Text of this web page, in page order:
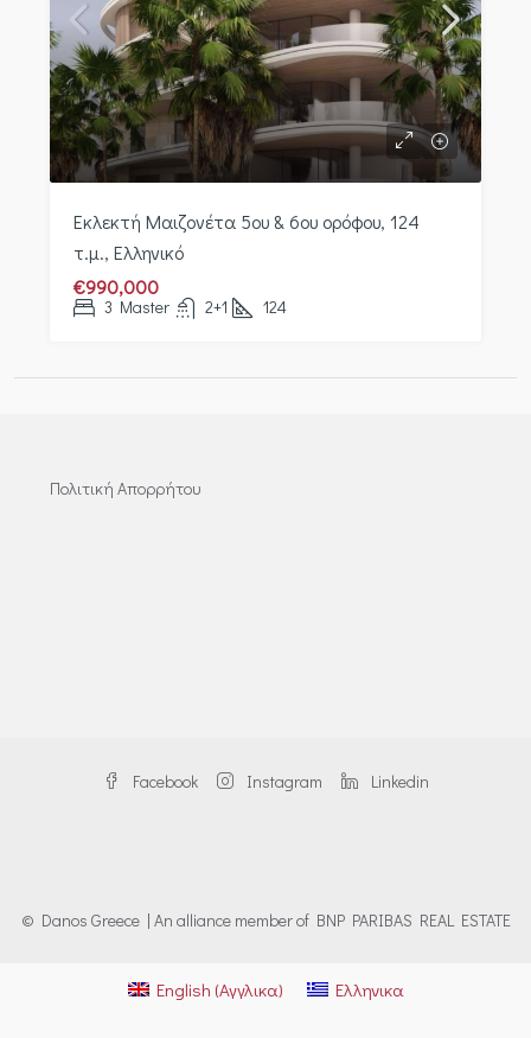
Εκλεκτή Μαιζονέτα 5ου & 6ου ορόφου, 124
τ.μ., Ελληνικό
€990,000
3 Master 2+1 124
Πολιτική Απορρήτου
Facebook Instagram Linkedin
© Danos Greece | An alliance member of BNP PARIBAS REAL ESTATE
English (Αγγλικα) Ελληνικα